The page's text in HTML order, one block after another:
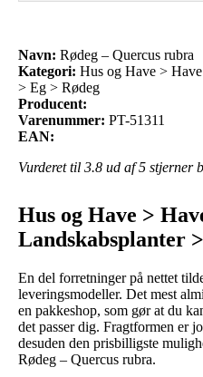
Navn: Rødeg – Quercus rubra
Kategori: Hus og Have >
> Eg > Rødeg
Producent:
Varenummer: PT-51311
EAN:
Vurderet til 3.8 ud af 5 stjerner
Hus og Have >
Landskabsplanter
En del forretninger på nettet
leveringsmodeller. Det mest
en pakkeshop, som gør at du
det passer dig. Fragtformen er
desuden den prisbilligste
Rødeg – Quercus rubra.